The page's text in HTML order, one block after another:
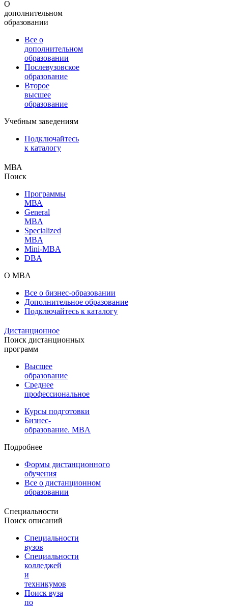
О
дополнительном
образовании
Все о
дополнительном
образовании
Послевузовское
образование
Второе
высшее
образование
Учебным заведениям
Подключайтесь
к каталогу
МВА
Поиск
Программы
МВА
General
MBA
Specialized
MBA
Mini-MBA
DBA
О MBA
Все о бизнес-образовании
Дополнительное образование
Подключайтесь к каталогу
Дистанционное
Поиск дистанционных
программ
Высшее
образование
Среднее
профессиональное
Курсы подготовки
Бизнес-
образование. MBA
Подробнее
Формы дистанционного
обучения
Все о дистанционном
образовании
Специальности
Поиск описаний
Специальности
вузов
Специальности
колледжей
и
техникумов
Поиск вуза
по